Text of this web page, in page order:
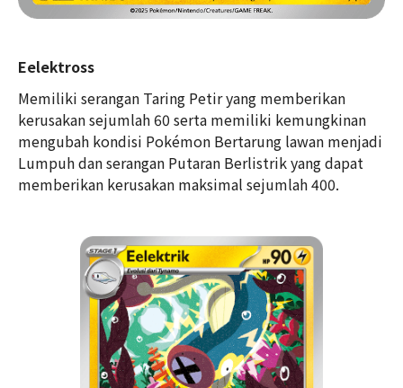
Eelektross
Memiliki serangan Taring Petir yang memberikan
kerusakan sejumlah 60 serta memiliki kemungkinan
mengubah kondisi Pokémon Bertarung lawan menjadi
Lumpuh dan serangan Putaran Berlistrik yang dapat
memberikan kerusakan maksimal sejumlah 400.